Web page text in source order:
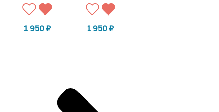
1 950₽ 1 950 ₽